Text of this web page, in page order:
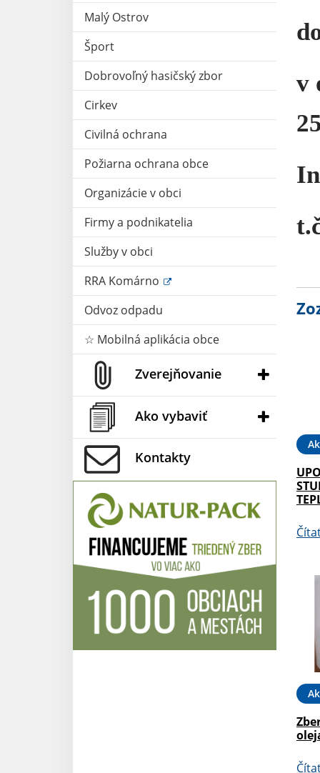
Malý Ostrov
Šport
Dobrovoľný hasičský zbor
Cirkev
Civilná ochrana
Požiarna ochrana obce
Organizácie v obci
Firmy a podnikatelia
Služby v obci
RRA Komárno
Odvoz odpadu
☆ Mobilná aplikácia obce
Zverejňovanie
Ako vybaviť
Kontakty
v